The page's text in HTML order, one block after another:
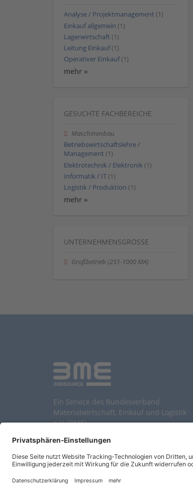
Analyse / Projektmanagement (1)
Einkauf allgemein (1)
Lagerwirtschaft (1)
Leitung Einkauf (1)
Operativer Einkauf (1)
mehr »
GESUCHTE FACHBEREICHE
Maschinenbau
Betriebswirtschaftslehre /
Management (1)
Elektrotechnik / Elektronik (1)
Informatik / IT (1)
Logistik / Produktion (1)
mehr »
UNTERNEHMENSGRÖSSE
Großbetrieb (251-1000 MA)
Ein Service des Bundesverband
Materialwirtschaft, Einkauf und Logistik
e.V. (BME)